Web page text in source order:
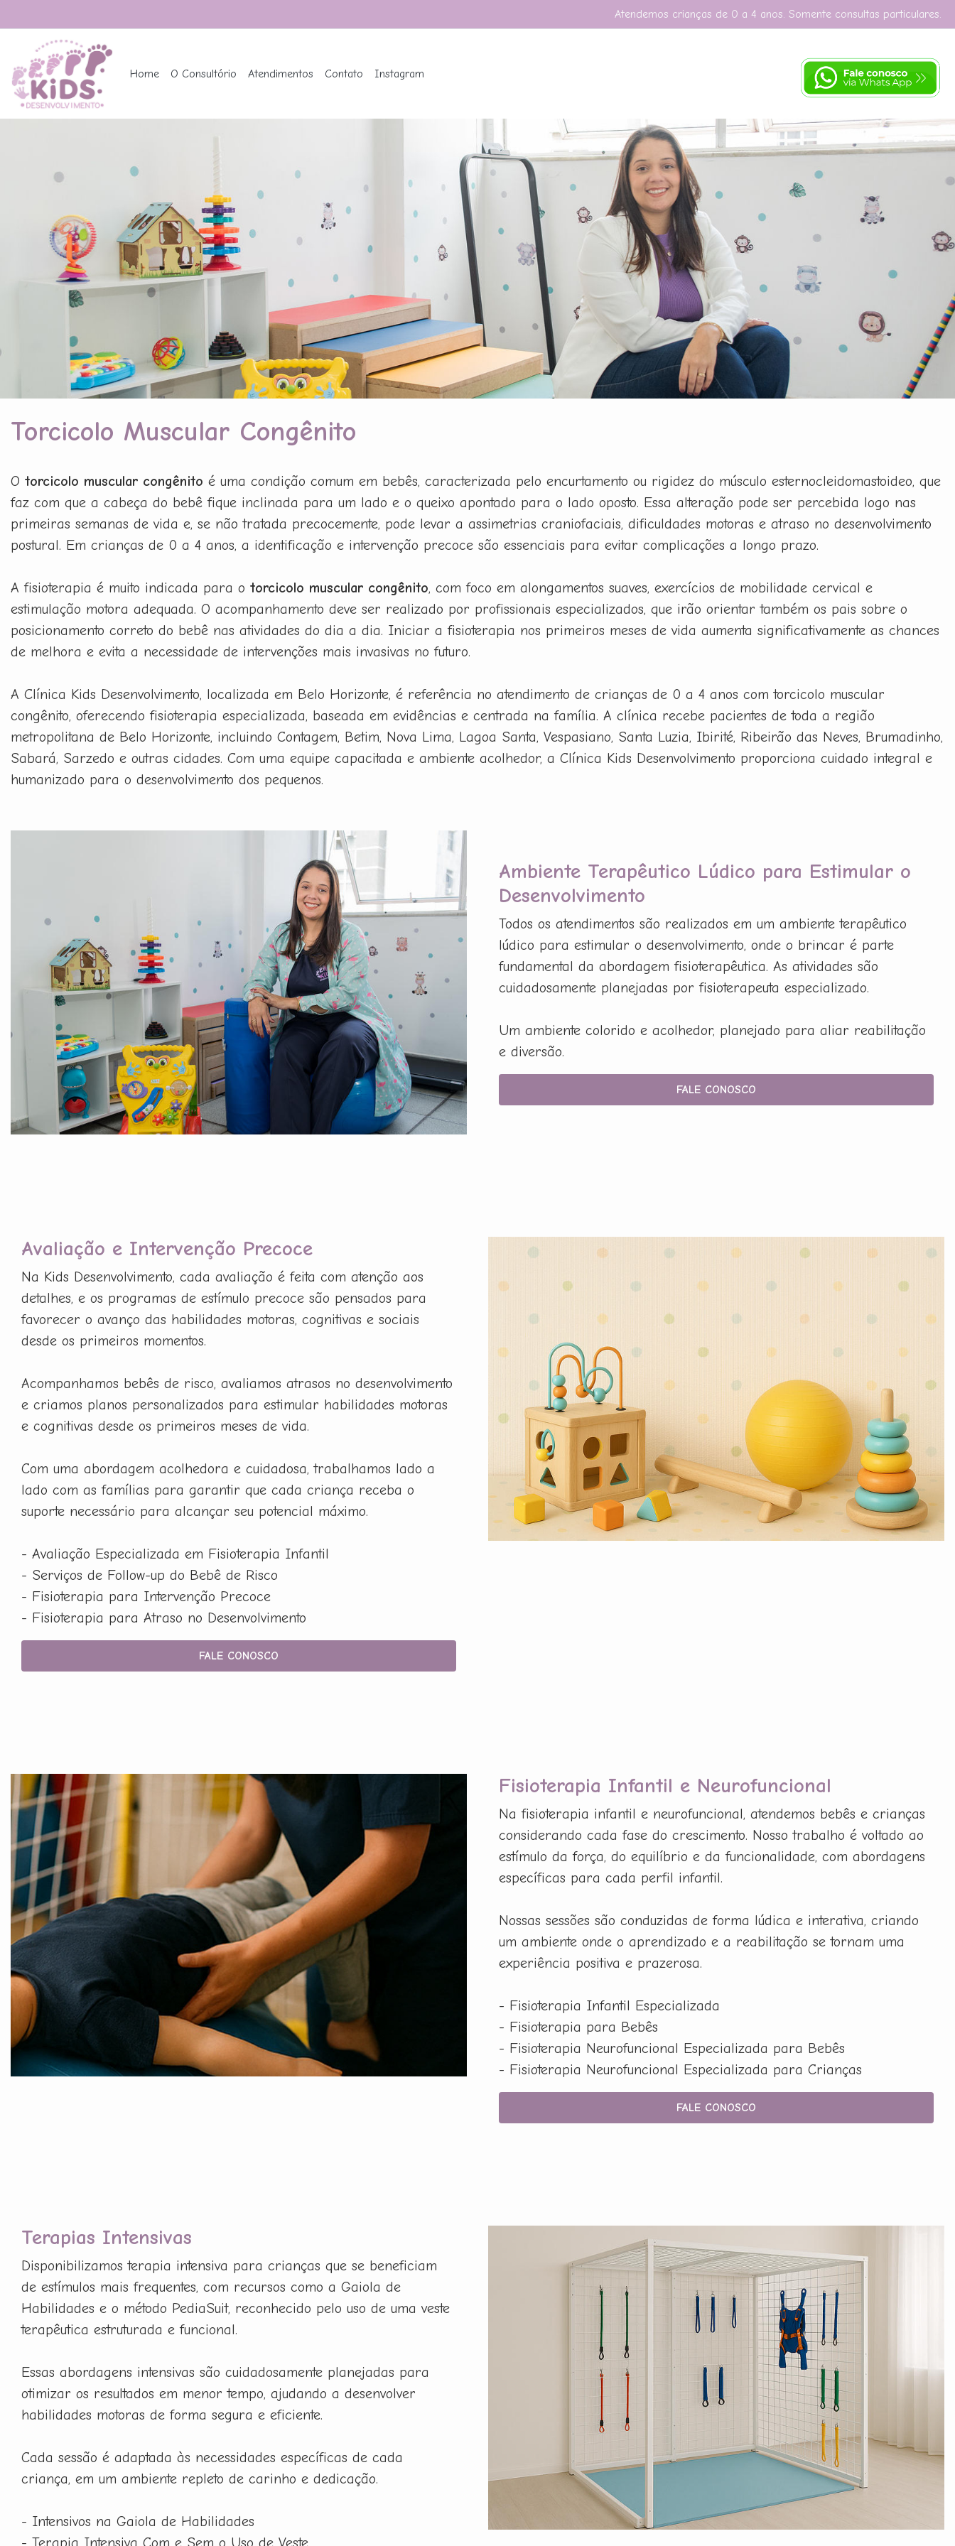
Atendemos crianças de 0 a 4 anos. Somente consultas particulares.
Home O Consultório Atendimentos Contato Instagram
Torcicolo Muscular Congênito
O torcicolo muscular congênito é uma condição comum em bebês, caracterizada pelo encurtamento ou rigidez do músculo esternocleidomastoideo, que
faz com que a cabeça do bebê fique inclinada para um lado e o queixo apontado para o lado oposto. Essa alteração pode ser percebida logo nas
primeiras semanas de vida e, se não tratada precocemente, pode levar a assimetrias craniofaciais, dificuldades motoras e atraso no desenvolvimento
postural. Em crianças de 0 a 4 anos, a identificação e intervenção precoce são essenciais para evitar complicações a longo prazo.
A fisioterapia é muito indicada para o torcicolo muscular congênito, com foco em alongamentos suaves, exercícios de mobilidade cervical e
estimulação motora adequada. O acompanhamento deve ser realizado por profissionais especializados, que irão orientar também os pais sobre o
posicionamento correto do bebê nas atividades do dia a dia. Iniciar a fisioterapia nos primeiros meses de vida aumenta significativamente as chances
de melhora e evita a necessidade de intervenções mais invasivas no futuro.
A Clínica Kids Desenvolvimento, localizada em Belo Horizonte, é referência no atendimento de crianças de 0 a 4 anos com torcicolo muscular
congênito, oferecendo fisioterapia especializada, baseada em evidências e centrada na família. A clínica recebe pacientes de toda a região
metropolitana de Belo Horizonte, incluindo Contagem, Betim, Nova Lima, Lagoa Santa, Vespasiano, Santa Luzia, Ibirité, Ribeirão das Neves, Brumadinho,
Sabará, Sarzedo e outras cidades. Com uma equipe capacitada e ambiente acolhedor, a Clínica Kids Desenvolvimento proporciona cuidado integral e
humanizado para o desenvolvimento dos pequenos.
Ambiente Terapêutico Lúdico para Estimular o
Desenvolvimento
Todos os atendimentos são realizados em um ambiente terapêutico
lúdico para estimular o desenvolvimento, onde o brincar é parte
fundamental da abordagem fisioterapêutica. As atividades são
cuidadosamente planejadas por fisioterapeuta especializado.
Um ambiente colorido e acolhedor, planejado para aliar reabilitação
e diversão.
FALE CONOSCO
Avaliação e Intervenção Precoce
Na Kids Desenvolvimento, cada avaliação é feita com atenção aos
detalhes, e os programas de estímulo precoce são pensados para
favorecer o avanço das habilidades motoras, cognitivas e sociais
desde os primeiros momentos.
Acompanhamos bebês de risco, avaliamos atrasos no desenvolvimento
e criamos planos personalizados para estimular habilidades motoras
e cognitivas desde os primeiros meses de vida.
Com uma abordagem acolhedora e cuidadosa, trabalhamos lado a
lado com as famílias para garantir que cada criança receba o
suporte necessário para alcançar seu potencial máximo.
- Avaliação Especializada em Fisioterapia Infantil
- Serviços de Follow-up do Bebê de Risco
- Fisioterapia para Intervenção Precoce
- Fisioterapia para Atraso no Desenvolvimento
FALE CONOSCO
Fisioterapia Infantil e Neurofuncional
Na fisioterapia infantil e neurofuncional, atendemos bebês e crianças
considerando cada fase do crescimento. Nosso trabalho é voltado ao
estímulo da força, do equilíbrio e da funcionalidade, com abordagens
específicas para cada perfil infantil.
Nossas sessões são conduzidas de forma lúdica e interativa, criando
um ambiente onde o aprendizado e a reabilitação se tornam uma
experiência positiva e prazerosa.
- Fisioterapia Infantil Especializada
- Fisioterapia para Bebês
- Fisioterapia Neurofuncional Especializada para Bebês
- Fisioterapia Neurofuncional Especializada para Crianças
FALE CONOSCO
Terapias Intensivas
Disponibilizamos terapia intensiva para crianças que se beneficiam
de estímulos mais frequentes, com recursos como a Gaiola de
Habilidades e o método PediaSuit, reconhecido pelo uso de uma veste
terapêutica estruturada e funcional.
Essas abordagens intensivas são cuidadosamente planejadas para
otimizar os resultados em menor tempo, ajudando a desenvolver
habilidades motoras de forma segura e eficiente.
Cada sessão é adaptada às necessidades específicas de cada
criança, em um ambiente repleto de carinho e dedicação.
- Intensivos na Gaiola de Habilidades